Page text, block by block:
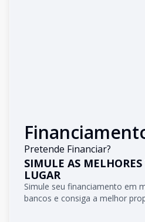
Pretende Financiar?
SIMULE AS
LUGAR
Simule seu financiamento em
bancos e consiga a melhor